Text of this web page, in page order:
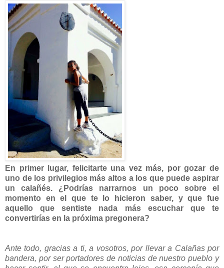
En primer lugar, felicitarte una vez más, por gozar de
uno de los privilegios más altos a los que puede aspirar
un calañés. ¿Podrías narrarnos un poco sobre el
momento en el que te lo hicieron saber, y que fue
aquello que sentiste nada más escuchar que te
convertirías en la próxima pregonera?
Ante todo, gracias a ti, a vosotros, por llevar a Calañas por
bandera, por ser portadores de noticias de nuestro pueblo y